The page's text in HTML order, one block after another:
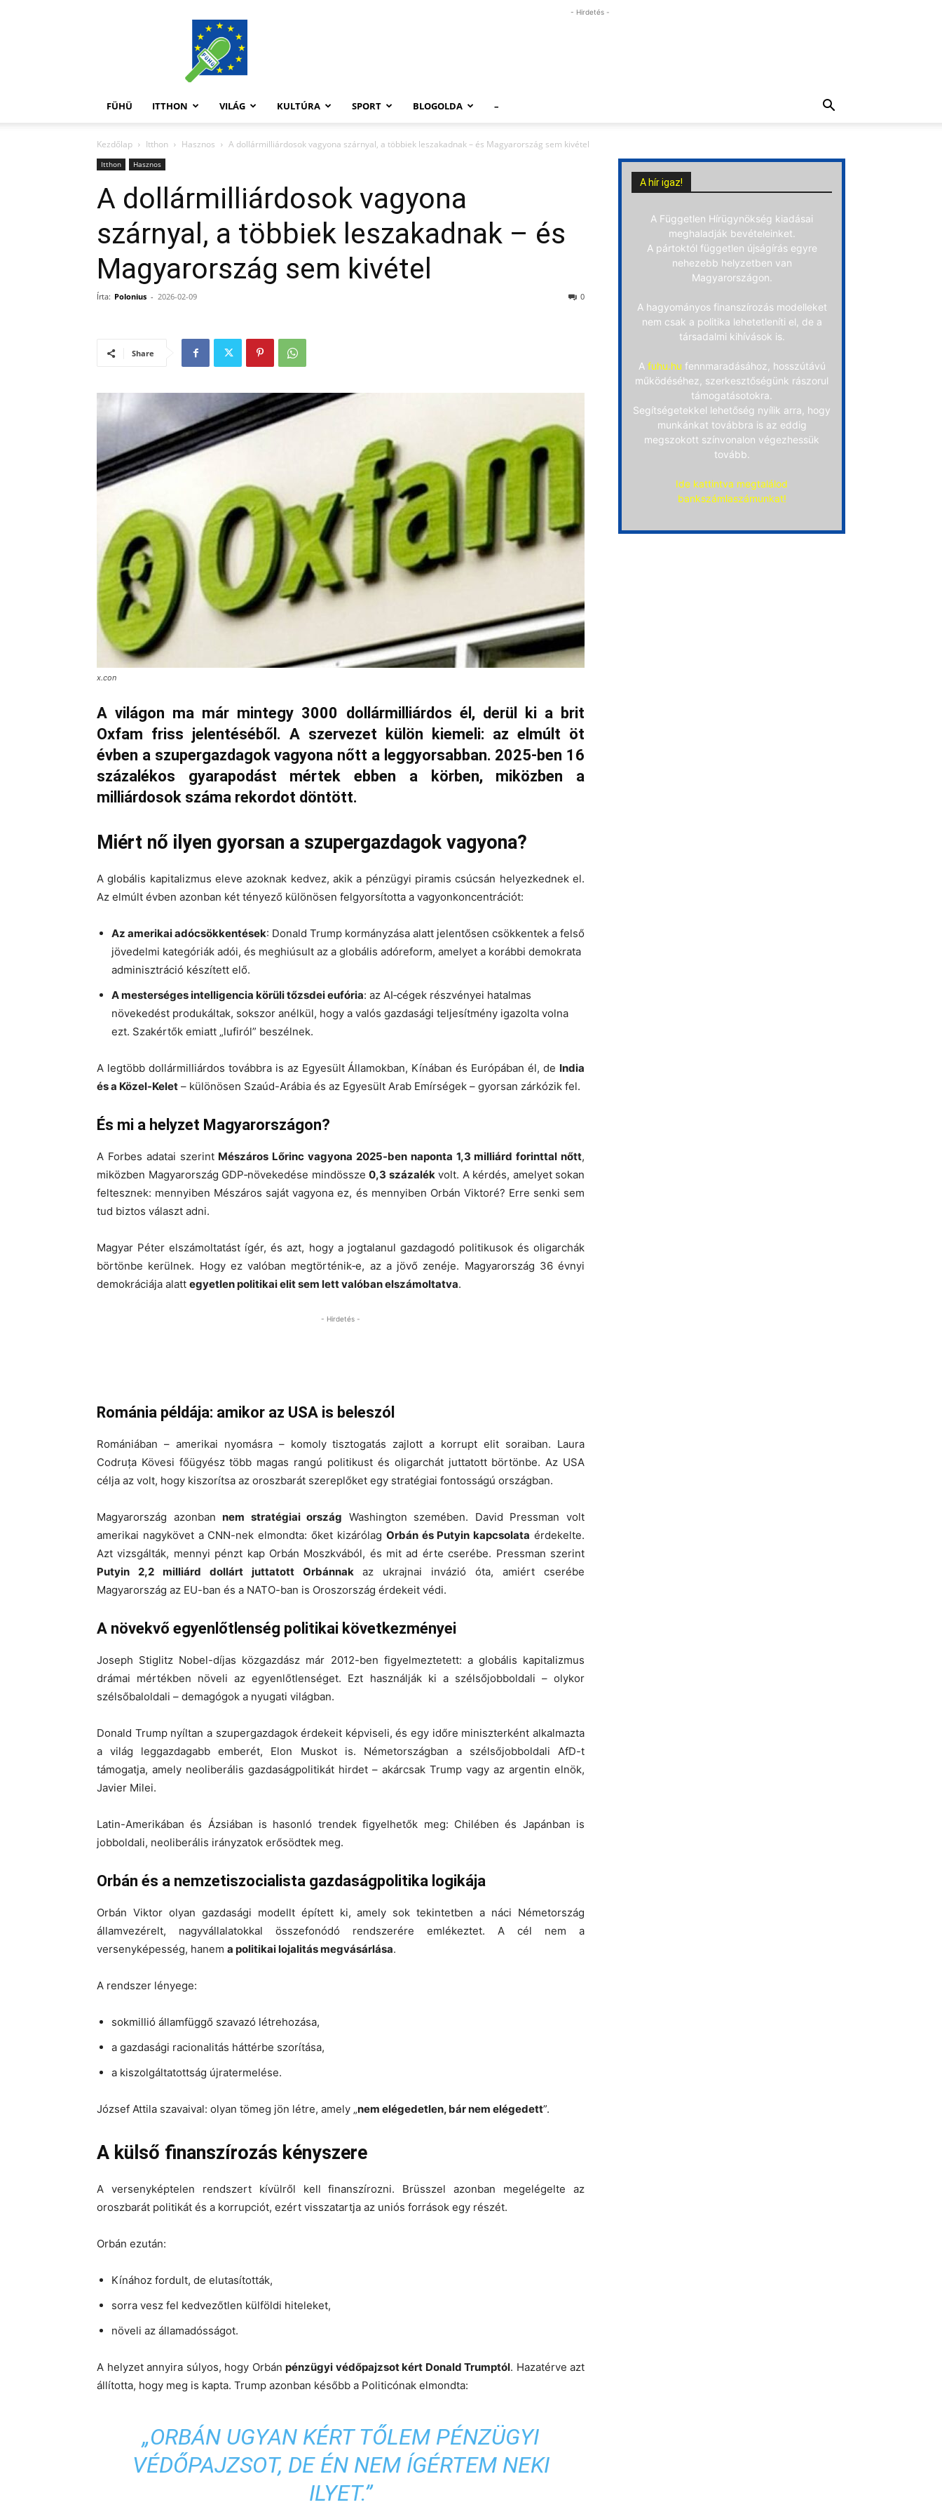
FüHü
- Hirdetés -
FÜHÜ ITTHON VILÁG KULTÚRA SPORT BLOGOLDA –
Kezdőlap Itthon Hasznos A dollármilliárdosok vagyona szárnyal, a többiek leszakadnak – és Magyarország sem kivétel
Itthon Hasznos
A dollármilliárdosok vagyona
szárnyal, a többiek leszakadnak – és
Magyarország sem kivétel
Írta: Polonius - 2026-02-09 0
Share
x.con
A világon ma már mintegy 3000 dollármilliárdos él, derül ki a brit
Oxfam friss jelentéséből. A szervezet külön kiemeli: az elmúlt öt
évben a szupergazdagok vagyona nőtt a leggyorsabban. 2025-ben 16
százalékos gyarapodást mértek ebben a körben, miközben a
milliárdosok száma rekordot döntött.
Miért nő ilyen gyorsan a szupergazdagok vagyona?
A globális kapitalizmus eleve azoknak kedvez, akik a pénzügyi piramis csúcsán helyezkednek el.
Az elmúlt évben azonban két tényező különösen felgyorsította a vagyonkoncentrációt:
Az amerikai adócsökkentések: Donald Trump kormányzása alatt jelentősen csökkentek a felső
jövedelmi kategóriák adói, és meghiúsult az a globális adóreform, amelyet a korábbi demokrata
adminisztráció készített elő.
A mesterséges intelligencia körüli tőzsdei eufória: az AI‑cégek részvényei hatalmas
növekedést produkáltak, sokszor anélkül, hogy a valós gazdasági teljesítmény igazolta volna
ezt. Szakértők emiatt „lufiról” beszélnek.
A legtöbb dollármilliárdos továbbra is az Egyesült Államokban, Kínában és Európában él, de India
és a Közel-Kelet – különösen Szaúd-Arábia és az Egyesült Arab Emírségek – gyorsan zárkózik fel.
És mi a helyzet Magyarországon?
A Forbes adatai szerint Mészáros Lőrinc vagyona 2025-ben naponta 1,3 milliárd forinttal nőtt,
miközben Magyarország GDP‑növekedése mindössze 0,3 százalékvolt. A kérdés, amelyet sokan
feltesznek: mennyiben Mészáros saját vagyona ez, és mennyiben Orbán Viktoré? Erre senki sem
tud biztos választ adni.
Magyar Péter elszámoltatást ígér, és azt, hogy a jogtalanul gazdagodó politikusok és oligarchák
börtönbe kerülnek. Hogy ez valóban megtörténik‑e, az a jövő zenéje. Magyarország 36 évnyi
demokráciája alatt egyetlen politikai elit sem lett valóban elszámoltatva.
- Hirdetés -
Románia példája: amikor az USA is beleszól
Romániában – amerikai nyomásra – komoly tisztogatás zajlott a korrupt elit soraiban. Laura
Codruța Kövesi főügyész több magas rangú politikust és oligarchát juttatott börtönbe. Az USA
célja az volt, hogy kiszorítsa az oroszbarát szereplőket egy stratégiai fontosságú országban.
Magyarország azonbannem stratégiai ország Washington szemében. David Pressman volt
amerikai nagykövet a CNN-nek elmondta: őket kizárólag Orbán és Putyin kapcsolata érdekelte.
Azt vizsgálták, mennyi pénzt kap Orbán Moszkvából, és mit ad érte cserébe. Pressman szerint
Putyin 2,2 milliárd dollárt juttatott Orbánnakaz ukrajnai invázió óta, amiért cserébe
Magyarország az EU-ban és a NATO-ban is Oroszország érdekeit védi.
A növekvő egyenlőtlenség politikai következményei
Joseph Stiglitz Nobel-díjas közgazdász már 2012-ben figyelmeztetett: a globális kapitalizmus
drámai mértékben növeli az egyenlőtlenséget. Ezt használják ki a szélsőjobboldali – olykor
szélsőbaloldali – demagógok a nyugati világban.
Donald Trump nyíltan a szupergazdagok érdekeit képviseli, és egy időre miniszterként alkalmazta
a világ leggazdagabb emberét, Elon Muskot is. Németországban a szélsőjobboldali AfD-t
támogatja, amely neoliberális gazdaságpolitikát hirdet – akárcsak Trump vagy az argentin elnök,
Javier Milei.
Latin-Amerikában és Ázsiában is hasonló trendek figyelhetők meg: Chilében és Japánban is
jobboldali, neoliberális irányzatok erősödtek meg.
Orbán és a nemzetiszocialista gazdaságpolitika logikája
Orbán Viktor olyan gazdasági modellt épített ki, amely sok tekintetben a náci Németország
államvezérelt, nagyvállalatokkal összefonódó rendszerére emlékeztet. A cél nem a
versenyképesség, hanem a politikai lojalitás megvásárlása.
A rendszer lényege:
sokmillió államfüggő szavazó létrehozása,
a gazdasági racionalitás háttérbe szorítása,
a kiszolgáltatottság újratermelése.
József Attila szavaival: olyan tömeg jön létre, amely „nem elégedetlen, bár nem elégedett”.
A külső finanszírozás kényszere
A versenyképtelen rendszert kívülről kell finanszírozni. Brüsszel azonban megelégelte az
oroszbarát politikát és a korrupciót, ezért visszatartja az uniós források egy részét.
Orbán ezután:
Kínához fordult, de elutasították,
sorra vesz fel kedvezőtlen külföldi hiteleket,
növeli az államadósságot.
A helyzet annyira súlyos, hogy Orbán pénzügyi védőpajzsot kért Donald Trumptól. Hazatérve azt
állította, hogy meg is kapta. Trump azonban később a Politicónak elmondta:
„ORBÁN UGYAN KÉRT TŐLEM PÉNZÜGYI
VÉDŐPAJZSOT, DE ÉN NEM ÍGÉRTEM NEKI
ILYET.”
A hír igaz!
A Független Hírügynökség kiadásai
meghaladják bevételeinket.
A pártoktól független újságírás egyre
nehezebb helyzetben van
Magyarországon.
A hagyományos finanszírozás modelleket
nem csak a politika lehetetleníti el, de a
társadalmi kihívások is.
A fuhu.hu fennmaradásához, hosszútávú
működéséhez, szerkesztőségünk rászorul
támogatásotokra.
Segítségetekkel lehetőség nyílik arra, hogy
munkánkat továbbra is az eddig
megszokott színvonalon végezhessük
tovább.
Ide kattintva megtalálod
bankszámlaszámunkat!